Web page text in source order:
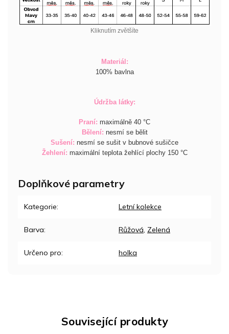
Související produkty
Kliknutím zvětšíte
Materiál:
100% bavlna
Údržba látky:
Praní: maximálně 40 °C
Bělení: nesmí se bělit
Sušení: nesmí se sušit v bubnové sušičce
Žehlení: maximální teplota žehlící plochy 150 °C
Doplňkové parametry
Kategorie: Letní kolekce
Barva: Růžová, Zelená
Určeno pro: holka